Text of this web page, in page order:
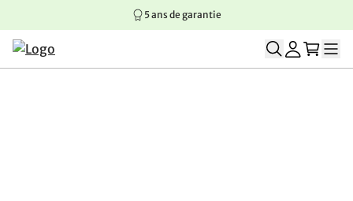
Aller au contenu principal
Aller à la navigation principale
Aller au pied de page
5 ans de garantie